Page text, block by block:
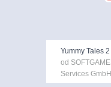
Yummy Tales 2
od
Services GmbH